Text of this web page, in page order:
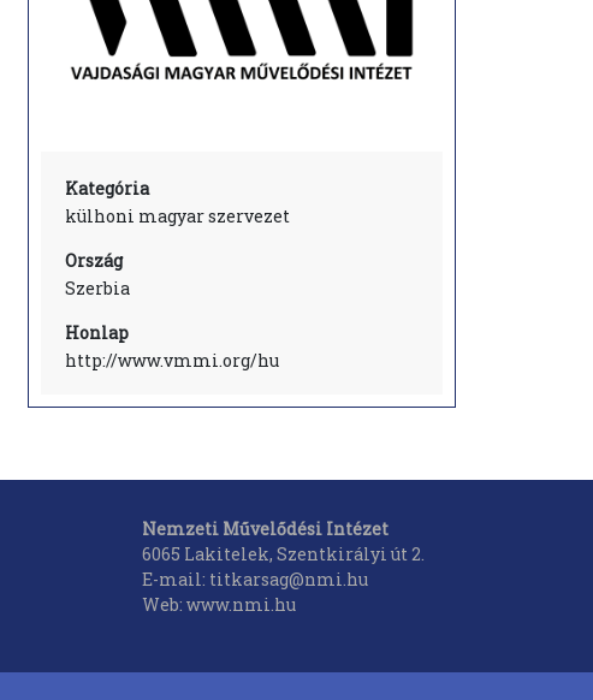
Kategória
külhoni magyar szervezet
Ország
Szerbia
Honlap
http://www.vmmi.org/hu
Nemzeti Művelődési Intézet
6065 Lakitelek, Szentkirályi út 2.
E-mail: titkarsag@nmi.hu
Web: www.nmi.hu